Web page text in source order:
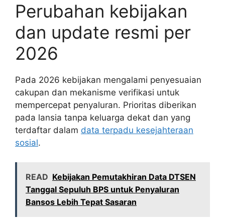
Perubahan kebijakan
dan update resmi per
2026
Pada 2026 kebijakan mengalami penyesuaian
cakupan dan mekanisme verifikasi untuk
mempercepat penyaluran. Prioritas diberikan
pada lansia tanpa keluarga dekat dan yang
terdaftar dalam data terpadu kesejahteraan
sosial.
READ Kebijakan Pemutakhiran Data DTSEN
Tanggal Sepuluh BPS untuk Penyaluran
Bansos Lebih Tepat Sasaran